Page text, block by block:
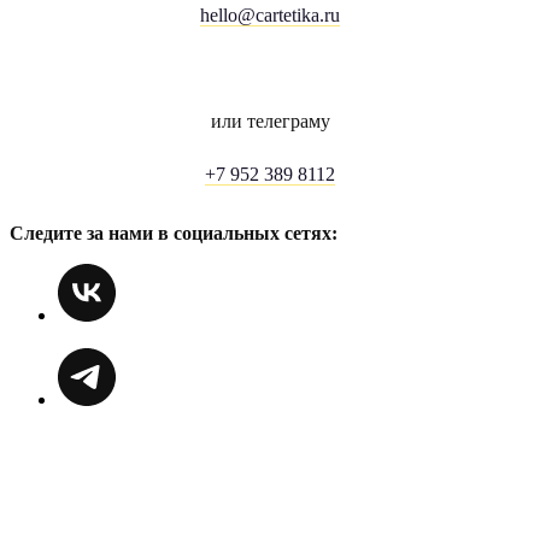
hello@cartetika.ru
или телеграму
+7 952 389 8112
Следите за нами в социальных сетях: